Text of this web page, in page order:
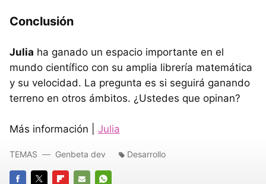
Conclusión
Julia ha ganado un espacio importante en el
mundo científico con su amplia librería matemática
y su velocidad. La pregunta es si seguirá ganando
terreno en otros ámbitos. ¿Ustedes que opinan?
Más información | Julia
TEMAS Genbeta dev Desarrollo